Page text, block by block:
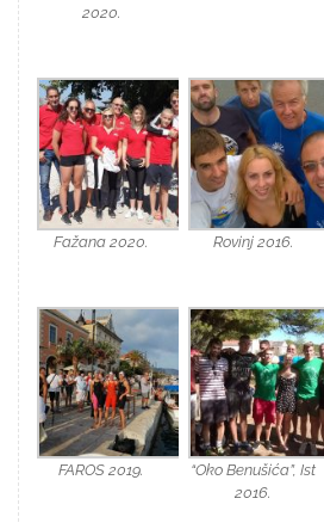
2020.
Fažana 2020. Rovinj 2016.
FAROS 2019.
“Oko Benušića”, Ist
2016.